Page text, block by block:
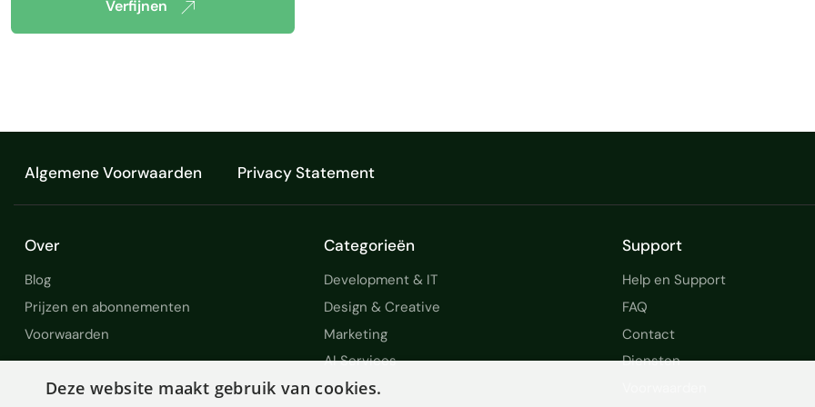
Verfijnen
Algemene Voorwaarden Privacy Statement
Over
Blog
Prijzen en abonnementen
Voorwaarden
Categorieën
Development & IT
Design & Creative
Marketing
AI Services
Support
Help en Support
FAQ
Contact
Diensten
Deze website maakt gebruik van cookies.